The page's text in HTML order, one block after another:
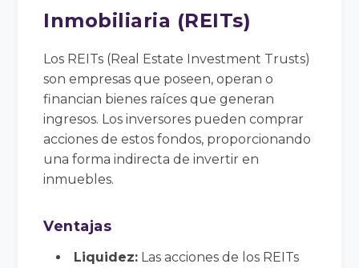
Inmobiliaria (REITs)
Los REITs (Real Estate Investment Trusts)
son empresas que poseen, operan o
financian bienes raíces que generan
ingresos. Los inversores pueden comprar
acciones de estos fondos, proporcionando
una forma indirecta de invertir en
inmuebles.
Ventajas
Liquidez: Las acciones de los REITs